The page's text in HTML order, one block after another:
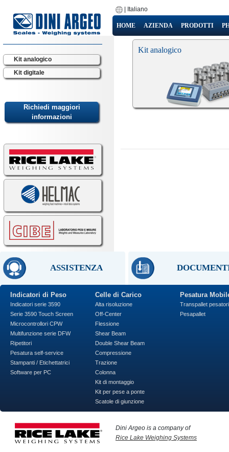
Italiano
HOME AZIENDA PRODOTTI
Kit analogico
Kit digitale
Kit analogico
ASSISTENZA
Indicatori di Peso
Indicatori serie 3590
Serie 3590 Touch Screen
Microcontrollori CPW
Multifunzione serie DFW
Ripetitori
Pesatura self-service
Stampanti / Etichettatrici
Software per PC
Celle di Carico
Alta risoluzione
Off-Center
Flessione
Shear Beam
Double Shear Beam
Compressione
Trazione
Colonna
Kit di montaggio
Kit per pese a ponte
Scatole di giunzione
Pesatura
Transpallet pesatori
Pesapallet
Dini Argeo is a company of
Rice Lake Weighing Systems